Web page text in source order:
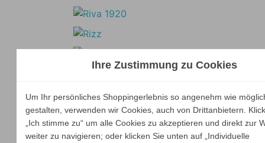
Ihre Zustimmung zu Cookies
Um Ihr persönliches Shoppingerlebnis so angenehm wie
gestalten, verwenden wir Cookies, auch von Drittanbietern.
„Ich stimme zu“ um alle Cookies zu akzeptieren und direkt zur
weiter zu navigieren; oder klicken Sie unten auf „Individuelle